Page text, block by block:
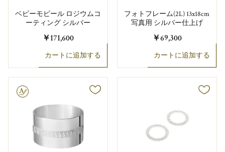
ベビーモビール ロジウムコ
ーティング シルバー
￥171,600
カートに追加する
フォトフレーム(2L) 13x18cm
写真用 シルバー仕上げ
￥69,300
カートに追加する